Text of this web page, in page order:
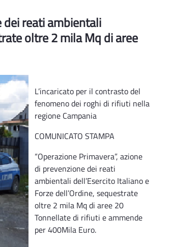
dei reati ambientali
dei reati ambientali
oltre 2 mila Mq di aree
L’incaricato per il contrasto del
fenomeno dei roghi di rifiuti nella
regione Campania
COMUNICATO STAMPA
“Operazione Primavera”, azione
di prevenzione dei reati
ambientali dell’Esercito Italiano e
Forze dell’Ordine, sequestrate
oltre 2 mila Mq di aree 20
Tonnellate di rifiuti e ammende
per 400Mila Euro.